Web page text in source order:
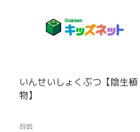
いんせいしょくぶつ【陰生植
物】
辞典